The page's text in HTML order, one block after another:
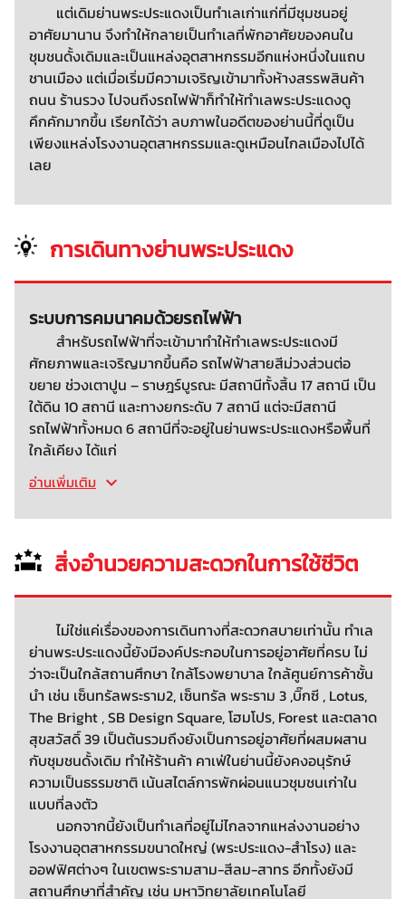
แต่เดิมย่านพระประแดงเป็นทำเลเก่าแก่ที่มีชุมชนอยู่
อาศัยมานาน จึงทำให้กลายเป็นทำเลที่พักอาศัยของคนใน
ชุมชนดั้งเดิมและเป็นแหล่งอุตสาหกรรมอีกแห่งหนึ่งในแถบ
ชานเมือง แต่เมื่อเริ่มมีความเจริญเข้ามาทั้งห้างสรรพสินค้า
ถนน ร้านรวง ไปจนถึงรถไฟฟ้าก็ทำให้ทำเลพระประแดงดู
คึกคักมากขึ้น เรียกได้ว่า ลบภาพในอดีตของย่านนี้ที่ดูเป็น
เพียงแหล่งโรงงานอุตสาหกรรมและดูเหมือนไกลเมืองไปได้
เลย
การเดินทางย่านพระประแดง
ระบบการคมนาคมด้วยรถไฟฟ้า
สำหรับรถไฟฟ้าที่จะเข้ามาทำให้ทำเลพระประแดงมี
ศักยภาพและเจริญมากขึ้นคือ รถไฟฟ้าสายสีม่วงส่วนต่อ
ขยาย ช่วงเตาปูน – ราษฎร์บูรณะ มีสถานีทั้งสิ้น 17 สถานี เป็น
ใต้ดิน 10 สถานี และทางยกระดับ 7 สถานี แต่จะมีสถานี
รถไฟฟ้าทั้งหมด 6 สถานีที่จะอยู่ในย่านพระประแดงหรือพื้นที่
ใกล้เคียง ได้แก่
อ่านเพิ่มเติม
สิ่งอำนวยความสะดวกในการใช้ชีวิต
ไม่ใช่แค่เรื่องของการเดินทางที่สะดวกสบายเท่านั้น ทำเล
ย่านพระประแดงนี้ยังมีองค์ประกอบในการอยู่อาศัยที่ครบ ไม่
ว่าจะเป็นใกล้สถานศึกษา ใกล้โรงพยาบาล ใกล้ศูนย์การค้าชั้น
นำ เช่น เซ็นทรัลพระราม2, เซ็นทรัล พระราม 3 ,บิ๊กซี , Lotus,
The Bright , SB Design Square, โฮมโปร, Forest และตลาด
สุขสวัสดิ์ 39 เป็นต้นรวมถึงยังเป็นการอยู่อาศัยที่ผสมผสาน
กับชุมชนดั้งเดิม ทำให้ร้านค้า คาเฟ่ในย่านนี้ยังคงอนุรักษ์
ความเป็นธรรมชาติ เน้นสไตล์การพักผ่อนแนวชุมชนเก่าใน
แบบที่ลงตัว
นอกจากนี้ยังเป็นทำเลที่อยู่ไม่ไกลจากแหล่งงานอย่าง
โรงงานอุตสาหกรรมขนาดใหญ่ (พระประแดง-สำโรง) และ
ออฟฟิศต่างๆ ในเขตพระรามสาม-สีลม-สาทร อีกทั้งยังมี
สถานศึกษาที่สำคัญ เช่น มหาวิทยาลัยเทคโนโลยี